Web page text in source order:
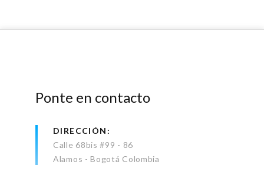
Ponte en contacto
DIRECCIÓN
Calle 68bis #99 - 86
Alamos - Bogotá Colombia